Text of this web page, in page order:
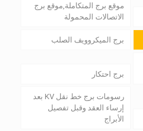
موقع برج المتكاملة,موقع برج
الاتصالات المحمولة
برج الميكروويف الصلب
برج احتكار
رسومات برج خط نقل KV بعد
إرساء العقد وقبل تفصيل
الأبراج